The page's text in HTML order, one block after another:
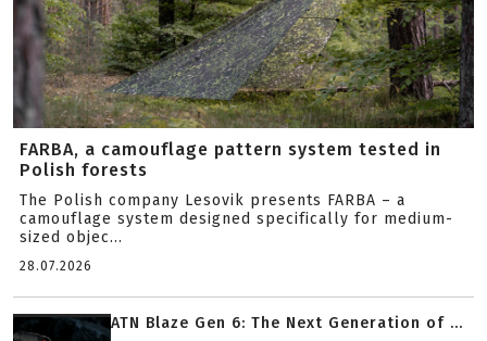
FARBA, a camouflage pattern system tested in
Polish forests
The Polish company Lesovik presents FARBA – a
camouflage system designed specifically for medium-
sized objec...
28.07.2026
ATN Blaze Gen 6: The Next Generation of ...